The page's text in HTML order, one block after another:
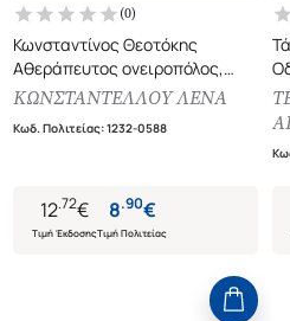
(0)
Κωνσταντίνος Θεοτόκης
Αθεράπευτος ονειροπόλος,
παθιασμένος ρεαλιστής
ΚΩΝΣΤΑΝΤΕΛΛΟΥ ΛΕΝΑ
Κωδ. Πολιτείας:1232-0588
12.72€
Τιμή Έκδοσης
8.90€
Τιμή Πολιτείας